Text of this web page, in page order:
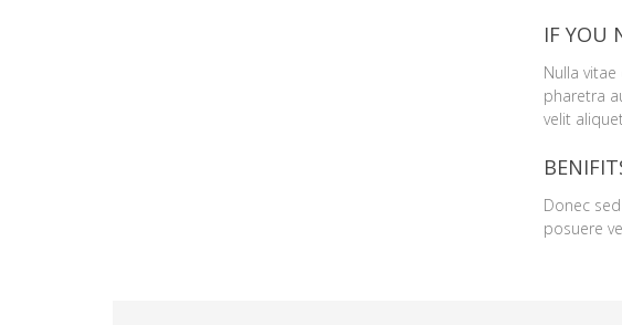
IF YOU
Nulla
pharetra
velit
Donec
posuere